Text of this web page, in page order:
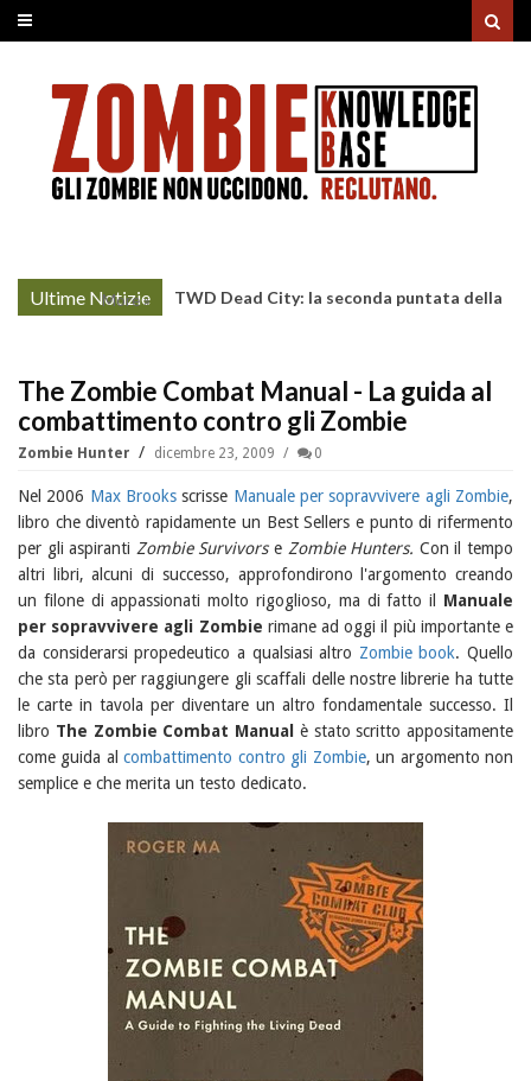
Ultime Notizie
More »
TWD Dead City: la seconda puntata della
The Zombie Combat Manual - La guida al
combattimento contro gli Zombie
Zombie Hunter dicembre 23, 2009 0
Nel 2006 Max Brooks scrisse Manuale per sopravvivere agli Zombie,
libro che diventò rapidamente un Best Sellers e punto di rifermento
per gli aspiranti Zombie Survivorse Zombie Hunters. Con il tempo
altri libri, alcuni di successo, approfondirono l'argomento creando
un filone di appassionati molto rigoglioso, ma di fatto il Manuale
per sopravvivere agli Zombie rimane ad oggi il più importante e
da considerarsi propedeutico a qualsiasi altro Zombie book. Quello
che sta però per raggiungere gli scaffali delle nostre librerie ha tutte
le carte in tavola per diventare un altro fondamentale successo. Il
libro The Zombie Combat Manual è stato scritto appositamente
come guida alcombattimento contro gli Zombie, un argomento non
semplice e che merita un testo dedicato.